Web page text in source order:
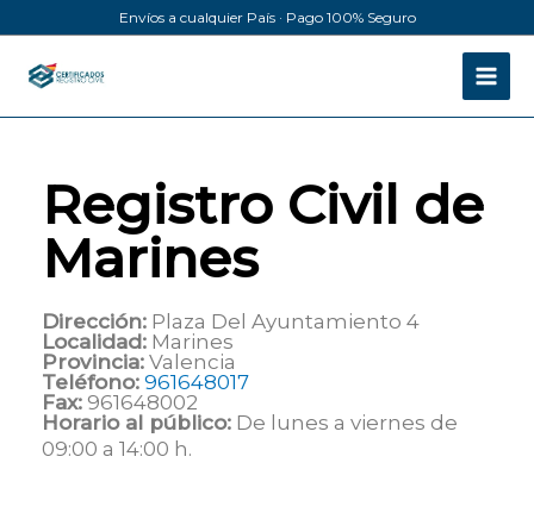
al
contenido
Envíos a cualquier País · Pago 100% Seguro
Registro Civil de
Marines
Dirección: Plaza Del Ayuntamiento 4
Localidad: Marines
Provincia: Valencia
Teléfono: 961648017
Fax: 961648002
Horario al público: De lunes a viernes de
09:00 a 14:00 h.